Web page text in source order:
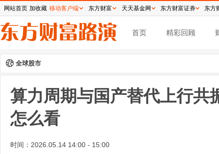
首页 精彩回顾
全球股市
算力周期与国产替代上行共
怎么看
时间： 2026.05.14 14:00 - 15:00
网站首页 加收藏 移动客户端 东方财富 天天基金网 东方财富证券 东方